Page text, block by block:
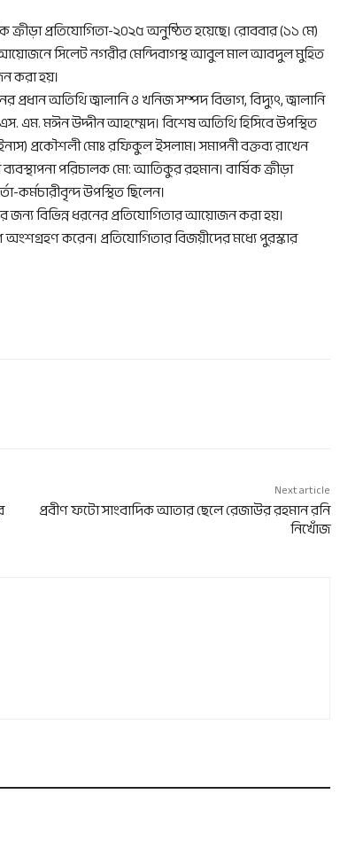
ক্রীড়া প্রতিযোগিতা-২০২৫ অনুষ্ঠিত হয়েছে। রোববার (১১ মে)
আয়োজনে সিলেট নগরীর মেন্দিবাগস্থ আবুল মাল আবদুল মুহিত
করা হয়।
অতিথি জ্বালানি ও খনিজ সম্পদ বিভাগ, বিদ্যুৎ, জ্বালানি
এম. মঈন উদ্দীন আহম্মেদ। বিশেষ অতিথি হিসিবে উপস্থিত
প্রকৌশলী মোঃ রফিকুল ইসলাম। সমাপনী বক্তব্য রাখেন
ব্যবস্থাপনা পরিচালক মো: আতিকুর রহমান। বার্ষিক ক্রীড়া
কর্মচারীবৃন্দ উপস্থিত ছিলেন।
জন্য বিভিন্ন ধরনের প্রতিযোগিতার আয়োজন করা হয়।
করেন। প্রতিযোগিতার বিজয়ীদের মধ্যে পুরস্কার
Next article
প্রবীণ ফটো সাংবাদিক আতার ছেলে রেজাউর রহমান রনি
নিখোঁজ